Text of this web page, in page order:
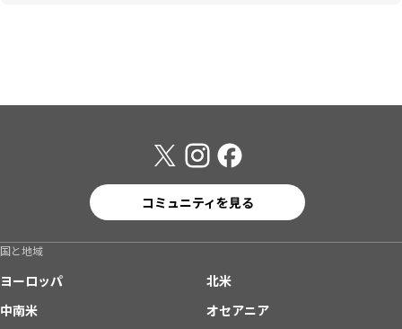
コミュニティを見る
国と地域
ヨーロッパ
北米
中南米
オセアニア